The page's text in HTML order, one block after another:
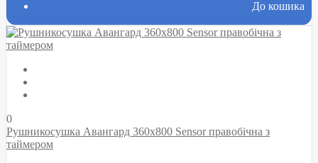
До кошика
0
Рушникосушка Авангард 360х800 Sensor правобічна з
таймером